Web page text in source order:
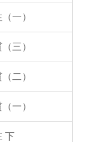
一）
三）
二）
一）
下